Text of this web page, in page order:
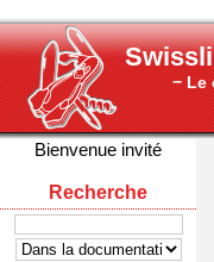
− Le
Bienvenue invité
Recherche